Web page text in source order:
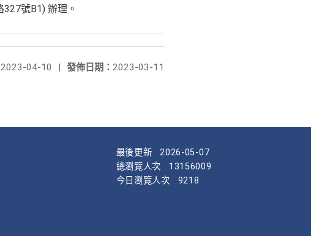
號B1) 辦理。
發佈日期： 2023-03-11
2023-04-10 |
最後更新
2026-05-07
總瀏覽人次
13156009
今日瀏覽人次
9218